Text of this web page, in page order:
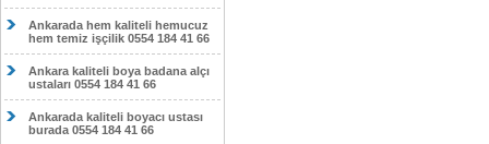
Ankarada hem kaliteli hemucuz
hem temiz işçilik 0554 184 41 66
Ankara kaliteli boya badana alçı
ustaları 0554 184 41 66
Ankarada kaliteli boyacı ustası
burada 0554 184 41 66